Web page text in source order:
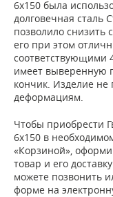
6х150 была
долговечная сталь
позволило снизить
его при этом
соответствующими
имеет выверенную
кончик. Изделие не
деформациям.
Чтобы приобрести
6х150 в
«Корзиной»,
товар и его
можете позвонить
форме на